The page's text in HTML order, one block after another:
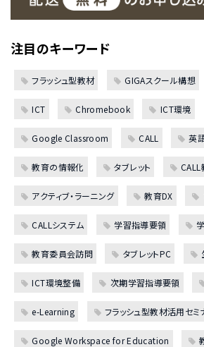
注目のキーワード
フラッシュ型教材 GIGAスクール構想
ICT Chromebook ICT環境
Google Classroom CALL 英
教育の情報化 タブレット CALL
アクティブ・ラーニング 教育DX
CALLシステム 学習指導要領
教育委員会訪問 タブレットPC
ICT環境整備 次期学習指導要領
e-Learning フラッシュ型教材活用セミ
Google Workspace for Education